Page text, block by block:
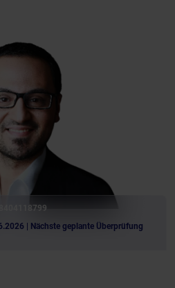
| Nächste geplante Überprüfung